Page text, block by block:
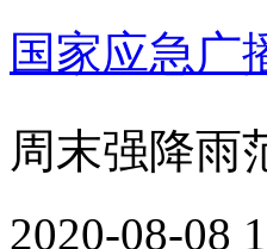
国家应急广
周末强降雨
2020-08-08